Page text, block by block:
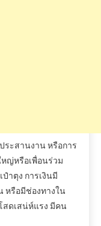
ะสานงาน หรือการ
หญ่หรือเพื่อนร่วม
าตุง การเงินมี
หรือมีช่องทางใน
สดเสน่ห์แรง มีคน